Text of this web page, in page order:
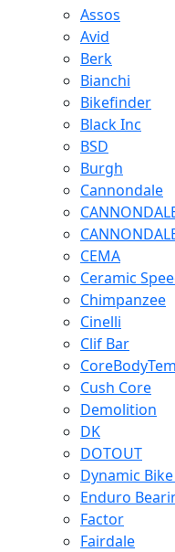
Assos
Avid
Berk
Bianchi
Bikefinder
Black Inc
BSD
Burgh
Cannondale
CEMA
Ceramic
Chimpanzee
Cinelli
Clif Bar
Cush Core
Demolition
DK
DOTOUT
Dynamic
Enduro
Factor
Fairdale